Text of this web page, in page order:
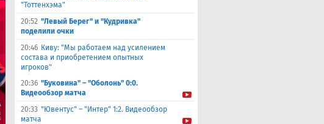
"Тоттенхэма"
20:52 "Левый Берег" и "Кудривка"
поделили очки
20:46 Киву: "Мы работаем над усилением
состава и приобретением опытных
игроков"
20:36 "Буковина" – "Оболонь" 0:0.
Видеообзор матча
20:33 "Ювентус" – "Интер" 1:2. Видеообзор
матча